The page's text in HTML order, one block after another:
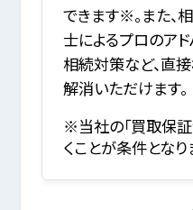
できます※。また、
士によるプロのア
相続対策など、直
解消いただけます。
※当社の「買取保
くことが条件となり